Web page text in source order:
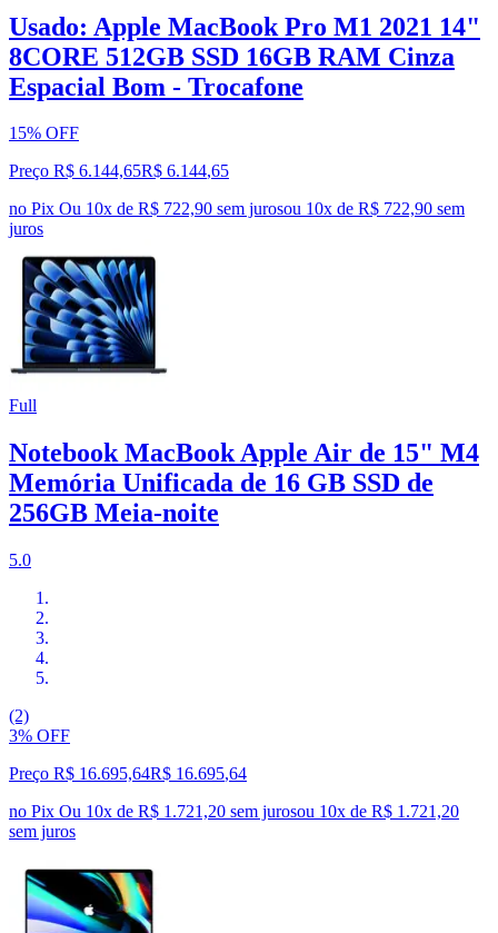
Usado: Apple MacBook Pro M1 2021 14"
8CORE 512GB SSD 16GB RAM Cinza
Espacial Bom - Trocafone
15% OFF
Preço R$ 6.144,65R$ 6.144,65
no Pix Ou 10x de R$ 722,90 sem jurosou 10x de R$ 722,90 sem
juros
Full
Notebook MacBook Apple Air de 15" M4
Memória Unificada de 16 GB SSD de
256GB Meia-noite
5.0
(2)
3% OFF
Preço R$ 16.695,64R$ 16.695,64
no Pix Ou 10x de R$ 1.721,20 sem jurosou 10x de R$ 1.721,20
sem juros